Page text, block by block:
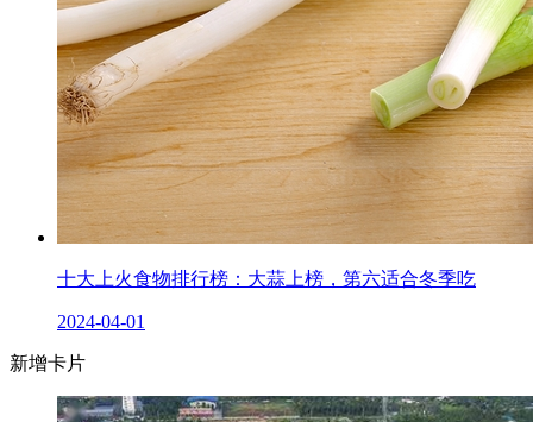
十大上火食物排行榜：大蒜上榜，第六适合冬季吃
2024-04-01
新增卡片